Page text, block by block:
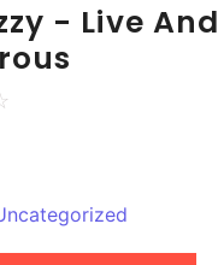
- Live And